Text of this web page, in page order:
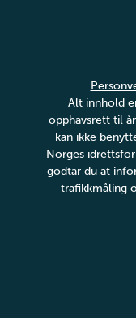
Alt innhold
opphavsrett til
kan ikke
Norges
godtar du at
trafikkmåling